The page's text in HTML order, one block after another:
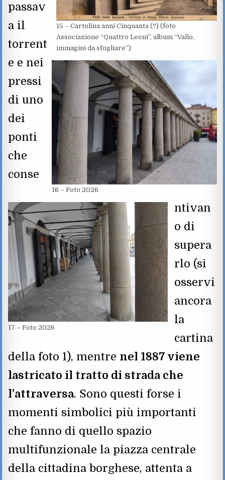
15 – Cartolina anni Cinquanta (?) (foto
Associazione “Quattro Leoni”, album “Vallo,
immagini da sfogliare”)
16 – Foto 2026
17 – Foto 2026
passav
a il
torrent
e e nei
pressi
di uno
dei
ponti
che
conse
ntivan
o di
supera
rlo (si
osservi
ancora
la
cartina
della foto 1), mentre nel 1887 viene
lastricato il tratto di strada che
l’attraversa. Sono questi forse i
momenti simbolici più importanti
che fanno di quello spazio
multifunzionale la piazza centrale
della cittadina borghese, attenta a